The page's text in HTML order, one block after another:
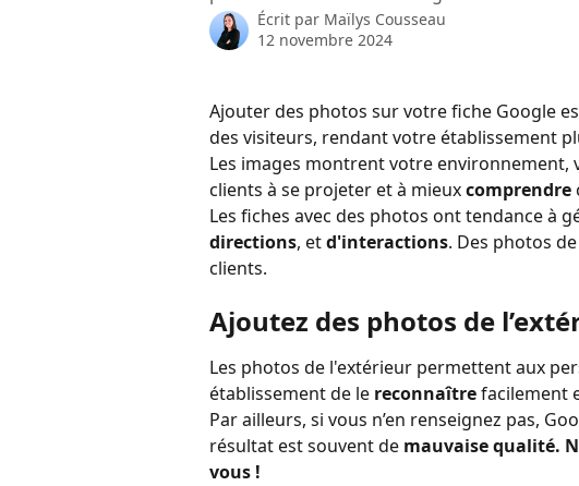
Écrit par Maïlys Cousseau
12 novembre 2024
Ajouter des photos sur votre fiche Google
des visiteurs, rendant votre établissement
Les images montrent votre environnement,
clients à se projeter et à mieux comprendre
Les fiches avec des photos ont tendance à
directions, et d'interactions. Des photos
clients.
Ajoutez des photos de
Les photos de l'extérieur permettent aux
établissement de le reconnaître facilement
Par ailleurs, si vous n’en renseignez pas,
résultat est souvent de mauvaise qualité.
vous !